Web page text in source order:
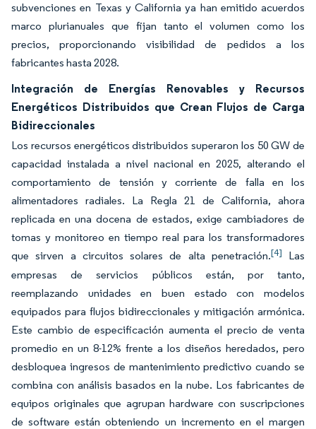
subvenciones en Texas y California ya han emitido acuerdos
marco plurianuales que fijan tanto el volumen como los
precios, proporcionando visibilidad de pedidos a los
fabricantes hasta 2028.
Integración de Energías Renovables y Recursos
Energéticos Distribuidos que Crean Flujos de Carga
Bidireccionales
Los recursos energéticos distribuidos superaron los 50 GW de
capacidad instalada a nivel nacional en 2025, alterando el
comportamiento de tensión y corriente de falla en los
alimentadores radiales. La Regla 21 de California, ahora
replicada en una docena de estados, exige cambiadores de
tomas y monitoreo en tiempo real para los transformadores
que sirven a circuitos solares de alta penetración.[4]
Las
empresas de servicios públicos están, por tanto,
reemplazando unidades en buen estado con modelos
equipados para flujos bidireccionales y mitigación armónica.
Este cambio de especificación aumenta el precio de venta
promedio en un 8-12% frente a los diseños heredados, pero
desbloquea ingresos de mantenimiento predictivo cuando se
combina con análisis basados en la nube. Los fabricantes de
equipos originales que agrupan hardware con suscripciones
de software están obteniendo un incremento en el margen